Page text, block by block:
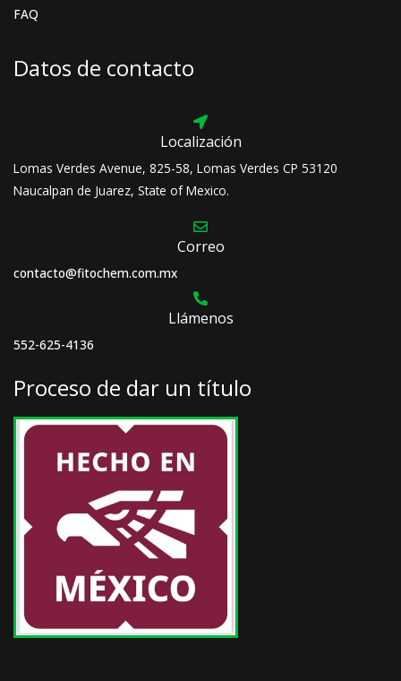
FAQ
Datos de contacto
Localización
Lomas Verdes Avenue, 825-58, Lomas Verdes CP 53120
Naucalpan de Juarez, State of Mexico.
Correo
contacto@fitochem.com.mx
Llámenos
552-625-4136
Proceso de dar un título